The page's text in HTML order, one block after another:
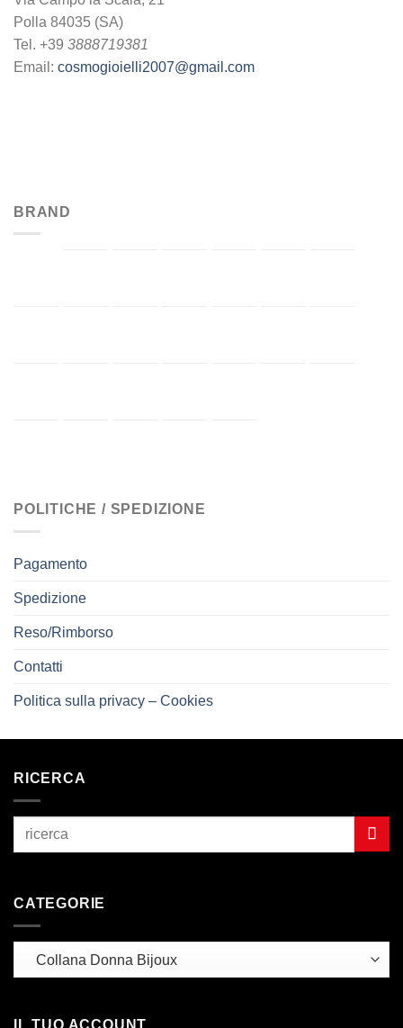
Polla 84035 (SA)
Tel. +39 3888719381
Email: cosmogioielli2007@gmail.com
BRAND
POLITICHE / SPEDIZIONE
Pagamento
Spedizione
Reso/Rimborso
Contatti
Politica sulla privacy – Cookies
RICERCA
CATEGORIE
IL TUO ACCOUNT